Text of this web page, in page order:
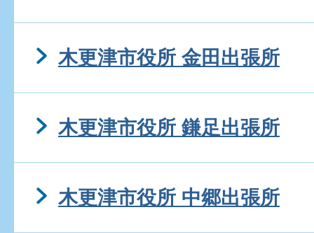
木更津市役所 金田出張所
木更津市役所 鎌足出張所
木更津市役所 中郷出張所